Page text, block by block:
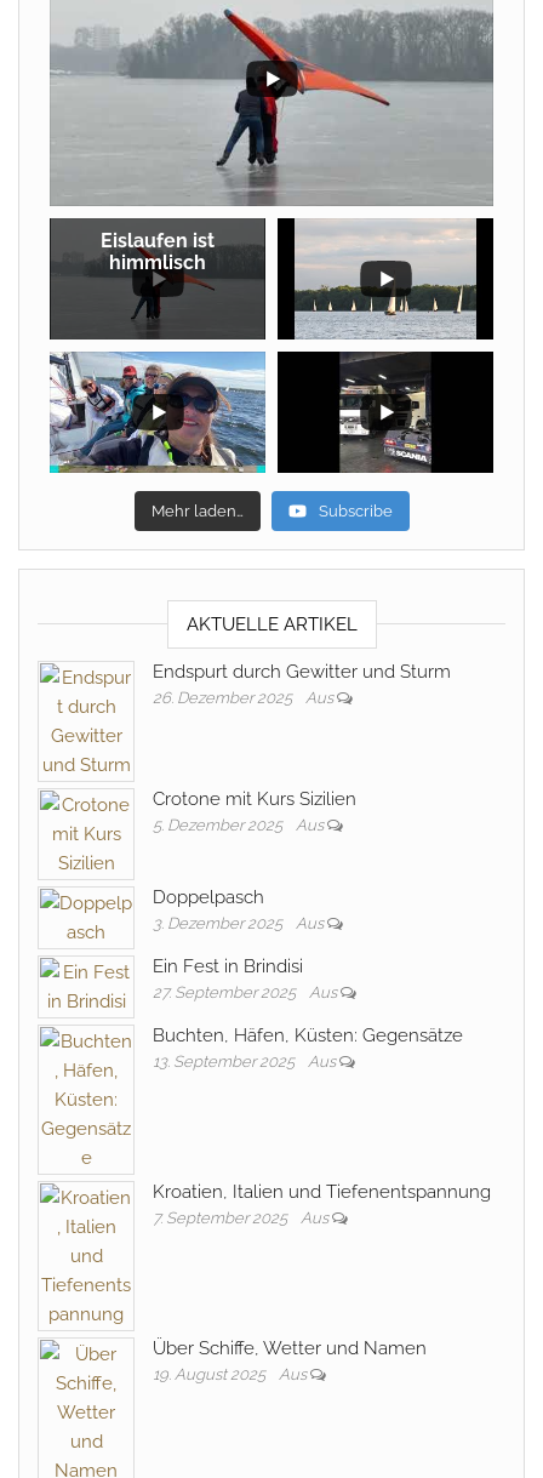
Eislaufen ist
himmlisch
Mehr laden… Subscribe
AKTUELLE ARTIKEL
Endspurt durch Gewitter und Sturm
26. Dezember 2025 Aus
Crotone mit Kurs Sizilien
5. Dezember 2025 Aus
Doppelpasch
3. Dezember 2025 Aus
Ein Fest in Brindisi
27. September 2025 Aus
Buchten, Häfen, Küsten: Gegensätze
13. September 2025 Aus
Kroatien, Italien und Tiefenentspannung
7. September 2025 Aus
Über Schiffe, Wetter und Namen
19. August 2025 Aus